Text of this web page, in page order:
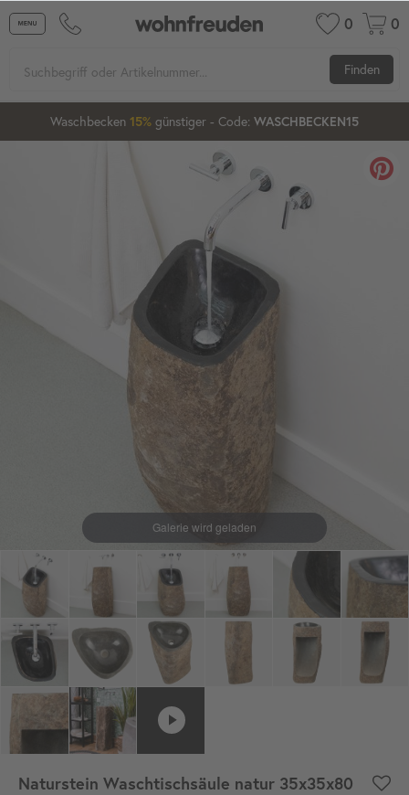
0 0
Finden
Waschbecken 15% günstiger - Code: WASCHBECKEN15
20%
Naturstein Waschtischsäule natur 35x35x80